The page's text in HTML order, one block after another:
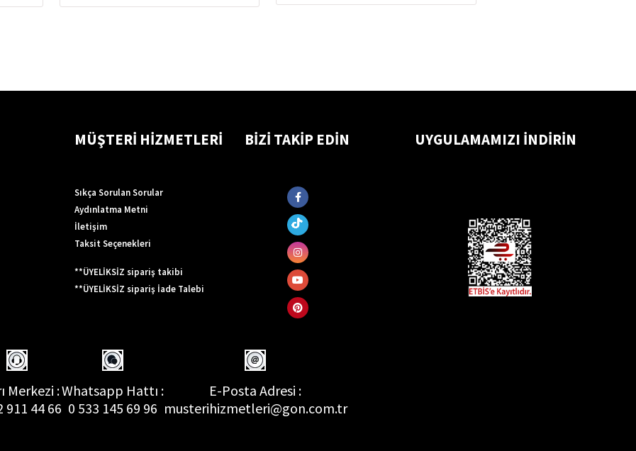
MÜŞTERİ HİZMETLERİ
Sıkça Sorulan Sorular
Aydınlatma Metni
İletişim
Taksit Seçenekleri
**ÜYELİKSİZ sipariş takibi
**ÜYELİKSİZ sipariş İade Talebi
BİZİ TAKİP EDİN UYGULAMAMIZI İNDİRİN
Merkezi :
911 44 66
Whatsapp Hattı :
0 533 145 69 96
E-Posta Adresi :
musterihizmetleri@gon.com.tr